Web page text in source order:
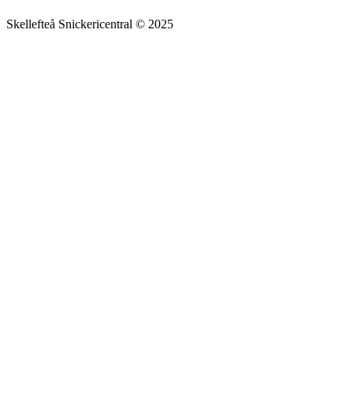
Skellefteå Snickericentral © 2025